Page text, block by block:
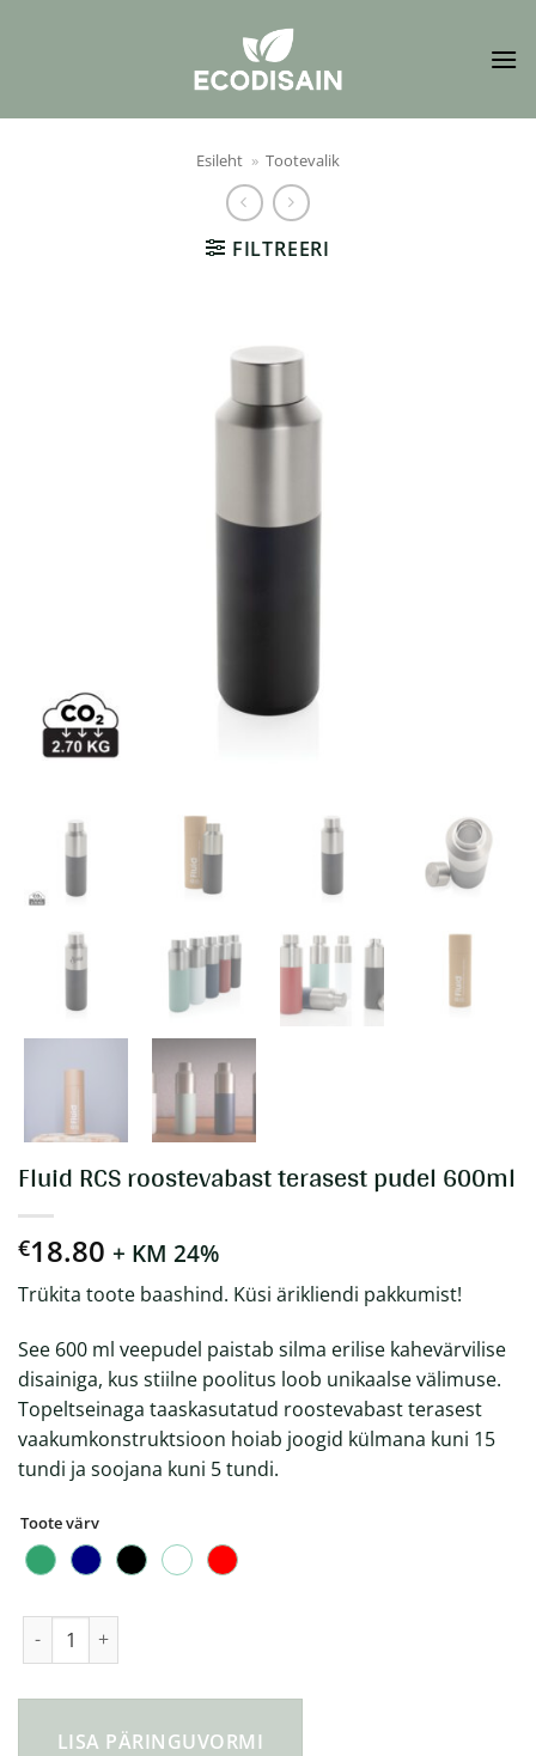
Esileht » Tootevalik
FILTREERI
Fluid RCS roostevabast terasest pudel 600ml
€18.80 + KM 24%
Trükita toote baashind. Küsi ärikliendi pakkumist!
See 600 ml veepudel paistab silma erilise kahevärvilise
disainiga, kus stiilne poolitus loob unikaalse välimuse.
Topeltseinaga taaskasutatud roostevabast terasest
vaakumkonstruktsioon hoiab joogid külmana kuni 15
tundi ja soojana kuni 5 tundi.
Toote värv
LISA PÄRINGUVORMI